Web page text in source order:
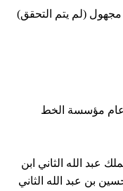
(لم يتم التحقق)
الخط
الله الثاني ابن
الله الثاني